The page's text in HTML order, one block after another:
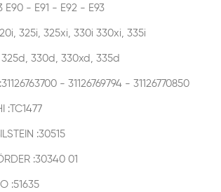
E90 - E91 - E92 - E93
325i, 325xi, 330i 330xi, 335i
330d, 330xd, 335d
- 31126769794 - 31126770850
:TC1477
:30515
:30340 01
:51635